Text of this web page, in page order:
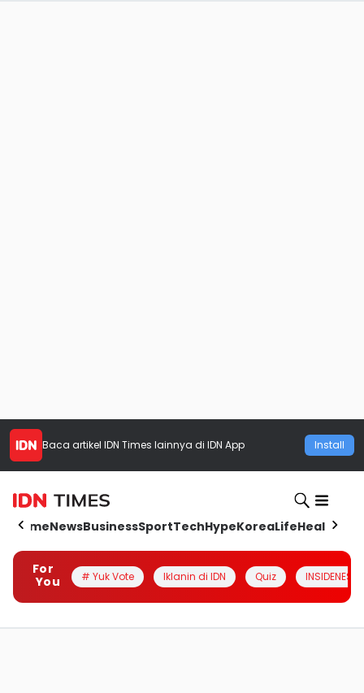
Baca artikel IDN Times lainnya di IDN App Install
HomeNewsBusinessSportTechHypeKoreaLifeHealth
For
You
# Yuk Vote Iklanin di IDN Quiz INSIDENESIA